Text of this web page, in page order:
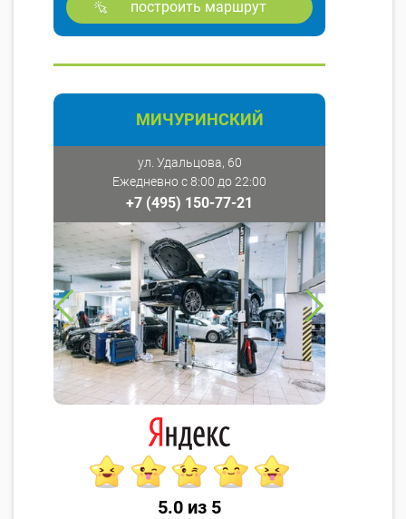
построить маршрут
МИЧУРИНСКИЙ
ул. Удальцова, 60
Ежедневно с 8:00 до 22:00
+7 (495) 150-77-21
5.0 из 5